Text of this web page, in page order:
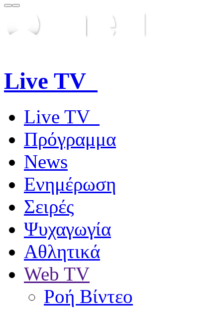
Live TV
Live TV
Πρόγραμμα
News
Ενημέρωση
Σειρές
Ψυχαγωγία
Αθλητικά
Web TV
Ροή Βίντεο